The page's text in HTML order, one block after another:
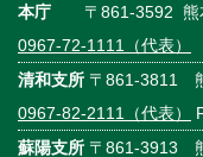
本庁 〒861-3592 熊
0967-72-1111（代表）
清和支所 〒861-3811
0967-82-2111（代表）
蘇陽支所 〒861-3913